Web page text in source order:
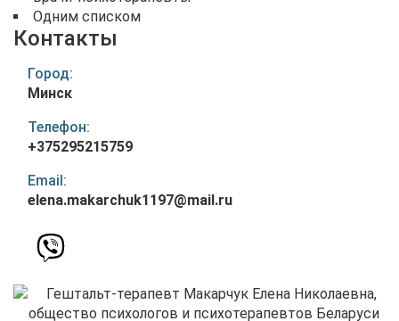
Одним списком
Контакты
Город:
Минск
Телефон:
+375295215759
Email:
elena.makarchuk1197@mail.ru